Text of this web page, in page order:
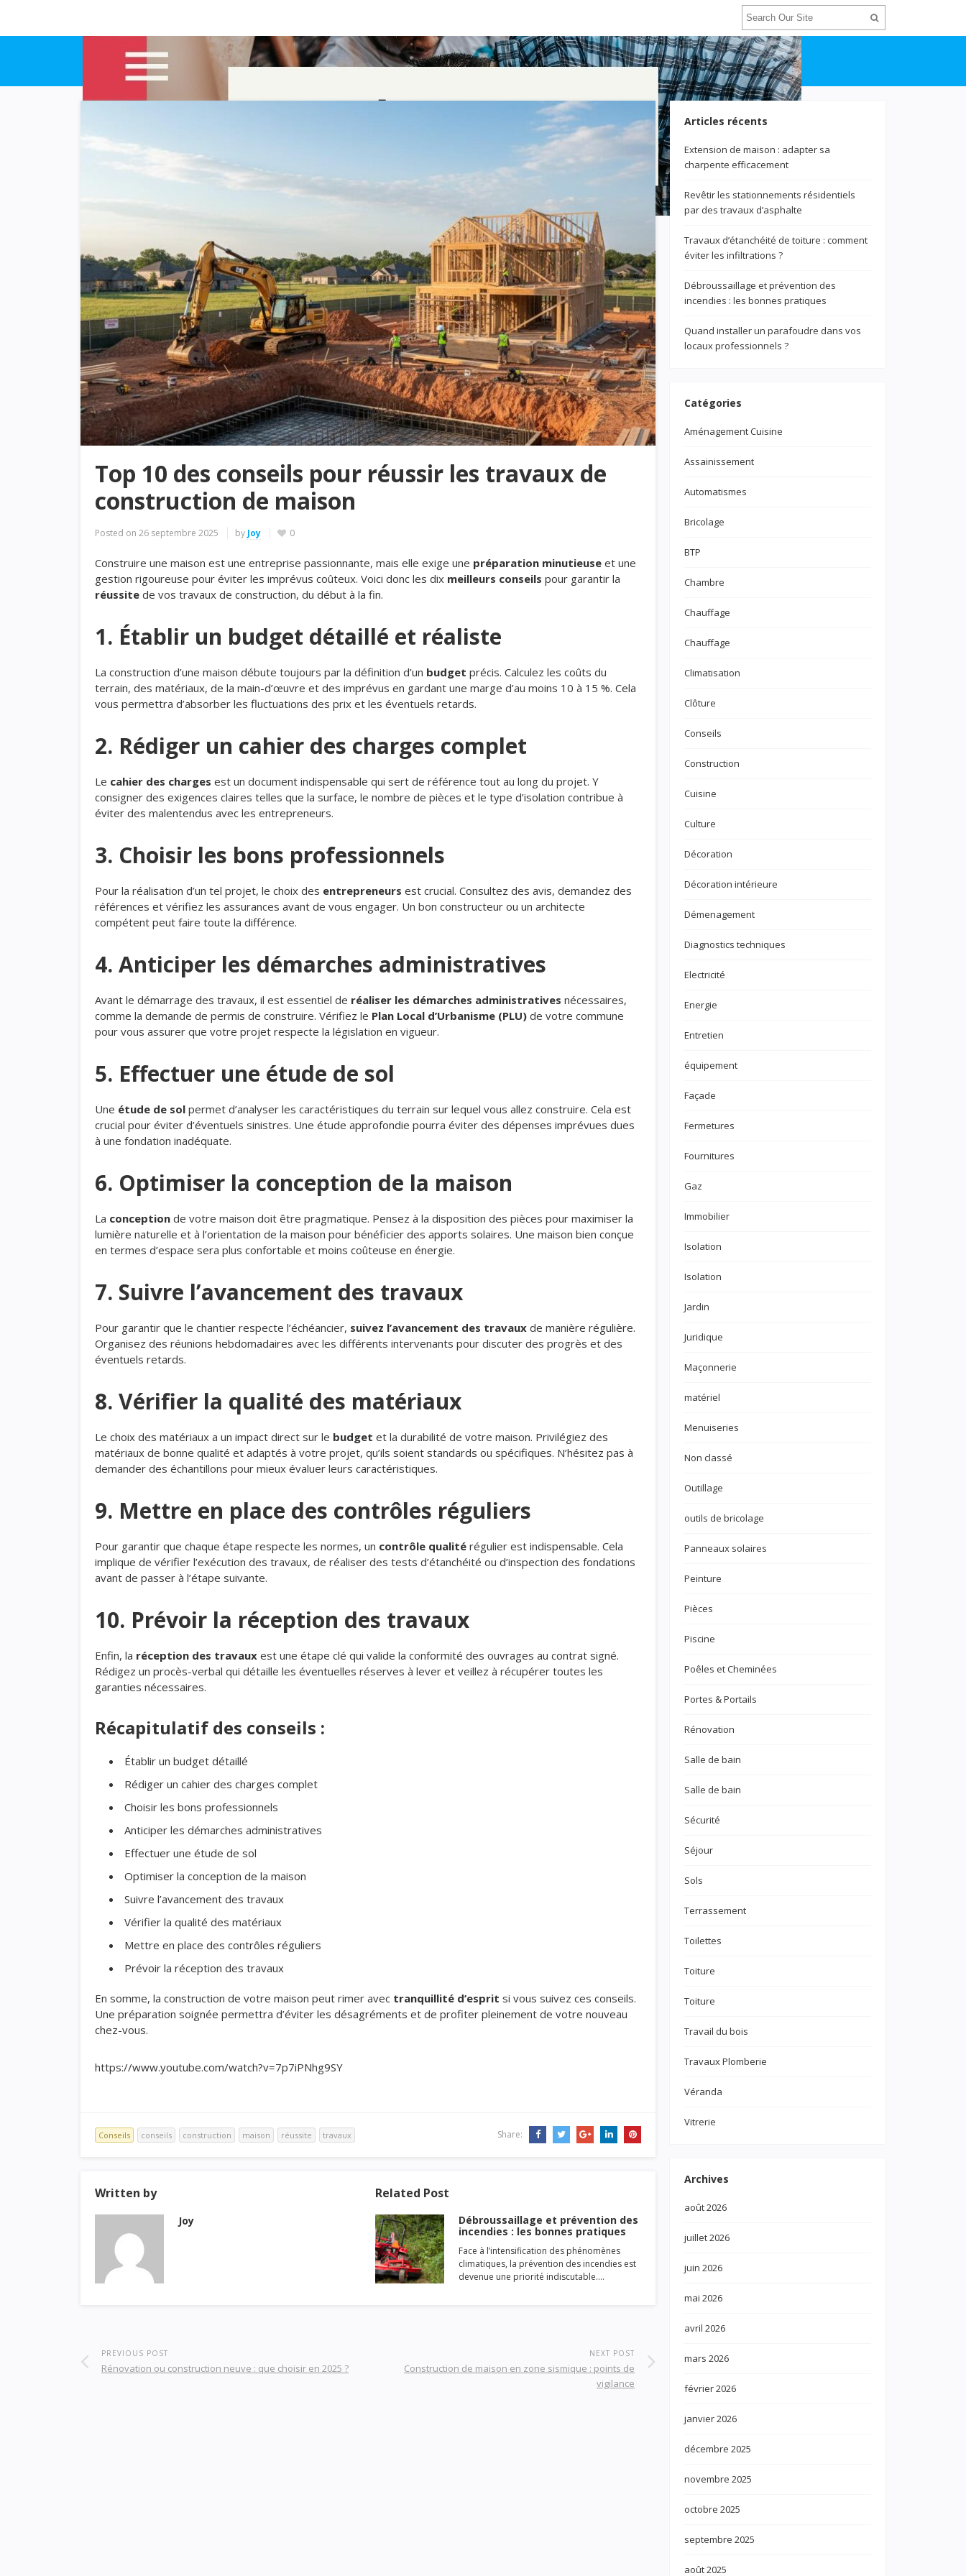
Top 10 des conseils pour réussir les travaux de
construction de maison
Posted on 26 septembre 2025 by Joy 0
Construire une maison est une entreprise passionnante, mais elle exige une préparation minutieuse et une
gestion rigoureuse pour éviter les imprévus coûteux. Voici donc les dix meilleurs conseils pour garantir la
réussite de vos travaux de construction, du début à la fin.
1. Établir un budget détaillé et réaliste
La construction d’une maison débute toujours par la définition d’un budget précis. Calculez les coûts du
terrain, des matériaux, de la main-d’œuvre et des imprévus en gardant une marge d’au moins 10 à 15 %. Cela
vous permettra d’absorber les fluctuations des prix et les éventuels retards.
2. Rédiger un cahier des charges complet
Le cahier des charges est un document indispensable qui sert de référence tout au long du projet. Y
consigner des exigences claires telles que la surface, le nombre de pièces et le type d’isolation contribue à
éviter des malentendus avec les entrepreneurs.
3. Choisir les bons professionnels
Pour la réalisation d’un tel projet, le choix des entrepreneurs est crucial. Consultez des avis, demandez des
références et vérifiez les assurances avant de vous engager. Un bon constructeur ou un architecte
compétent peut faire toute la différence.
4. Anticiper les démarches administratives
Avant le démarrage des travaux, il est essentiel de réaliser les démarches administratives nécessaires,
comme la demande de permis de construire. Vérifiez le Plan Local d’Urbanisme (PLU) de votre commune
pour vous assurer que votre projet respecte la législation en vigueur.
5. Effectuer une étude de sol
Une étude de sol permet d’analyser les caractéristiques du terrain sur lequel vous allez construire. Cela est
crucial pour éviter d’éventuels sinistres. Une étude approfondie pourra éviter des dépenses imprévues dues
à une fondation inadéquate.
6. Optimiser la conception de la maison
La conception de votre maison doit être pragmatique. Pensez à la disposition des pièces pour maximiser la
lumière naturelle et à l’orientation de la maison pour bénéficier des apports solaires. Une maison bien conçue
en termes d’espace sera plus confortable et moins coûteuse en énergie.
7. Suivre l’avancement des travaux
Pour garantir que le chantier respecte l’échéancier, suivez l’avancement des travaux de manière régulière.
Organisez des réunions hebdomadaires avec les différents intervenants pour discuter des progrès et des
éventuels retards.
8. Vérifier la qualité des matériaux
Le choix des matériaux a un impact direct sur le budget et la durabilité de votre maison. Privilégiez des
matériaux de bonne qualité et adaptés à votre projet, qu’ils soient standards ou spécifiques. N’hésitez pas à
demander des échantillons pour mieux évaluer leurs caractéristiques.
9. Mettre en place des contrôles réguliers
Pour garantir que chaque étape respecte les normes, un contrôle qualité régulier est indispensable. Cela
implique de vérifier l’exécution des travaux, de réaliser des tests d’étanchéité ou d’inspection des fondations
avant de passer à l’étape suivante.
10. Prévoir la réception des travaux
Enfin, la réception des travaux est une étape clé qui valide la conformité des ouvrages au contrat signé.
Rédigez un procès-verbal qui détaille les éventuelles réserves à lever et veillez à récupérer toutes les
garanties nécessaires.
Récapitulatif des conseils :
Établir un budget détaillé
Rédiger un cahier des charges complet
Choisir les bons professionnels
Anticiper les démarches administratives
Effectuer une étude de sol
Optimiser la conception de la maison
Suivre l’avancement des travaux
Vérifier la qualité des matériaux
Mettre en place des contrôles réguliers
Prévoir la réception des travaux
En somme, la construction de votre maison peut rimer avec tranquillité d’esprit si vous suivez ces conseils.
Une préparation soignée permettra d’éviter les désagréments et de profiter pleinement de votre nouveau
chez-vous.
https://www.youtube.com/watch?v=7p7iPNhg9SY
Conseils conseils construction maison réussite travaux Share:
Written by
Joy
Related Post
Débroussaillage et prévention des
incendies : les bonnes pratiques
Face à l’intensification des phénomènes
climatiques, la prévention des incendies est
devenue une priorité indiscutable.…
PREVIOUS POST
Rénovation ou construction neuve : que choisir en 2025 ?
NEXT POST
Construction de maison en zone sismique : points de
vigilance
Articles récents
Extension de maison : adapter sa
charpente efficacement
Revêtir les stationnements résidentiels
par des travaux d’asphalte
Travaux d’étanchéité de toiture : comment
éviter les infiltrations ?
Débroussaillage et prévention des
incendies : les bonnes pratiques
Quand installer un parafoudre dans vos
locaux professionnels ?
Catégories
Aménagement Cuisine
Assainissement
Automatismes
Bricolage
BTP
Chambre
Chauffage
Chauffage
Climatisation
Clôture
Conseils
Construction
Cuisine
Culture
Décoration
Décoration intérieure
Démenagement
Diagnostics techniques
Electricité
Energie
Entretien
équipement
Façade
Fermetures
Fournitures
Gaz
Immobilier
Isolation
Isolation
Jardin
Juridique
Maçonnerie
matériel
Menuiseries
Non classé
Outillage
outils de bricolage
Panneaux solaires
Peinture
Pièces
Piscine
Poêles et Cheminées
Portes & Portails
Rénovation
Salle de bain
Salle de bain
Sécurité
Séjour
Sols
Terrassement
Toilettes
Toiture
Toiture
Travail du bois
Travaux Plomberie
Véranda
Vitrerie
Archives
août 2026
juillet 2026
juin 2026
mai 2026
avril 2026
mars 2026
février 2026
janvier 2026
décembre 2025
novembre 2025
octobre 2025
septembre 2025
août 2025